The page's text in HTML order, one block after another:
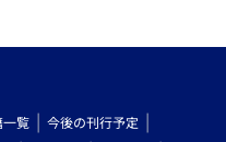
一覧
今後の刊行予定